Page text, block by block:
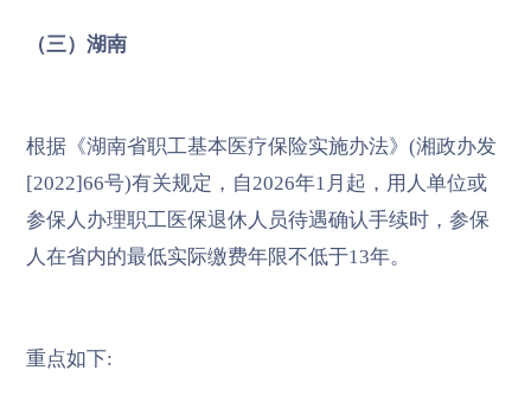
（三）湖南
根据《湖南省职工基本医疗保险实施办法》(湘政办发
[2022]66号)有关规定，自2026年1月起，用人单位或
参保人办理职工医保退休人员待遇确认手续时，参保
人在省内的最低实际缴费年限不低于13年。
重点如下: